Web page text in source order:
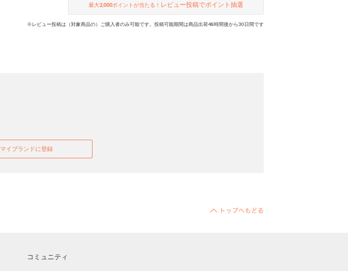
最大2,000ポイントが当たる！ レビュー投稿でポイント抽選
※レビュー投稿は（対象商品の）ご購入者のみ可能です。投稿可能期間は商品出荷48時間後から30日間です
マイブランドに登録
コミュニティ